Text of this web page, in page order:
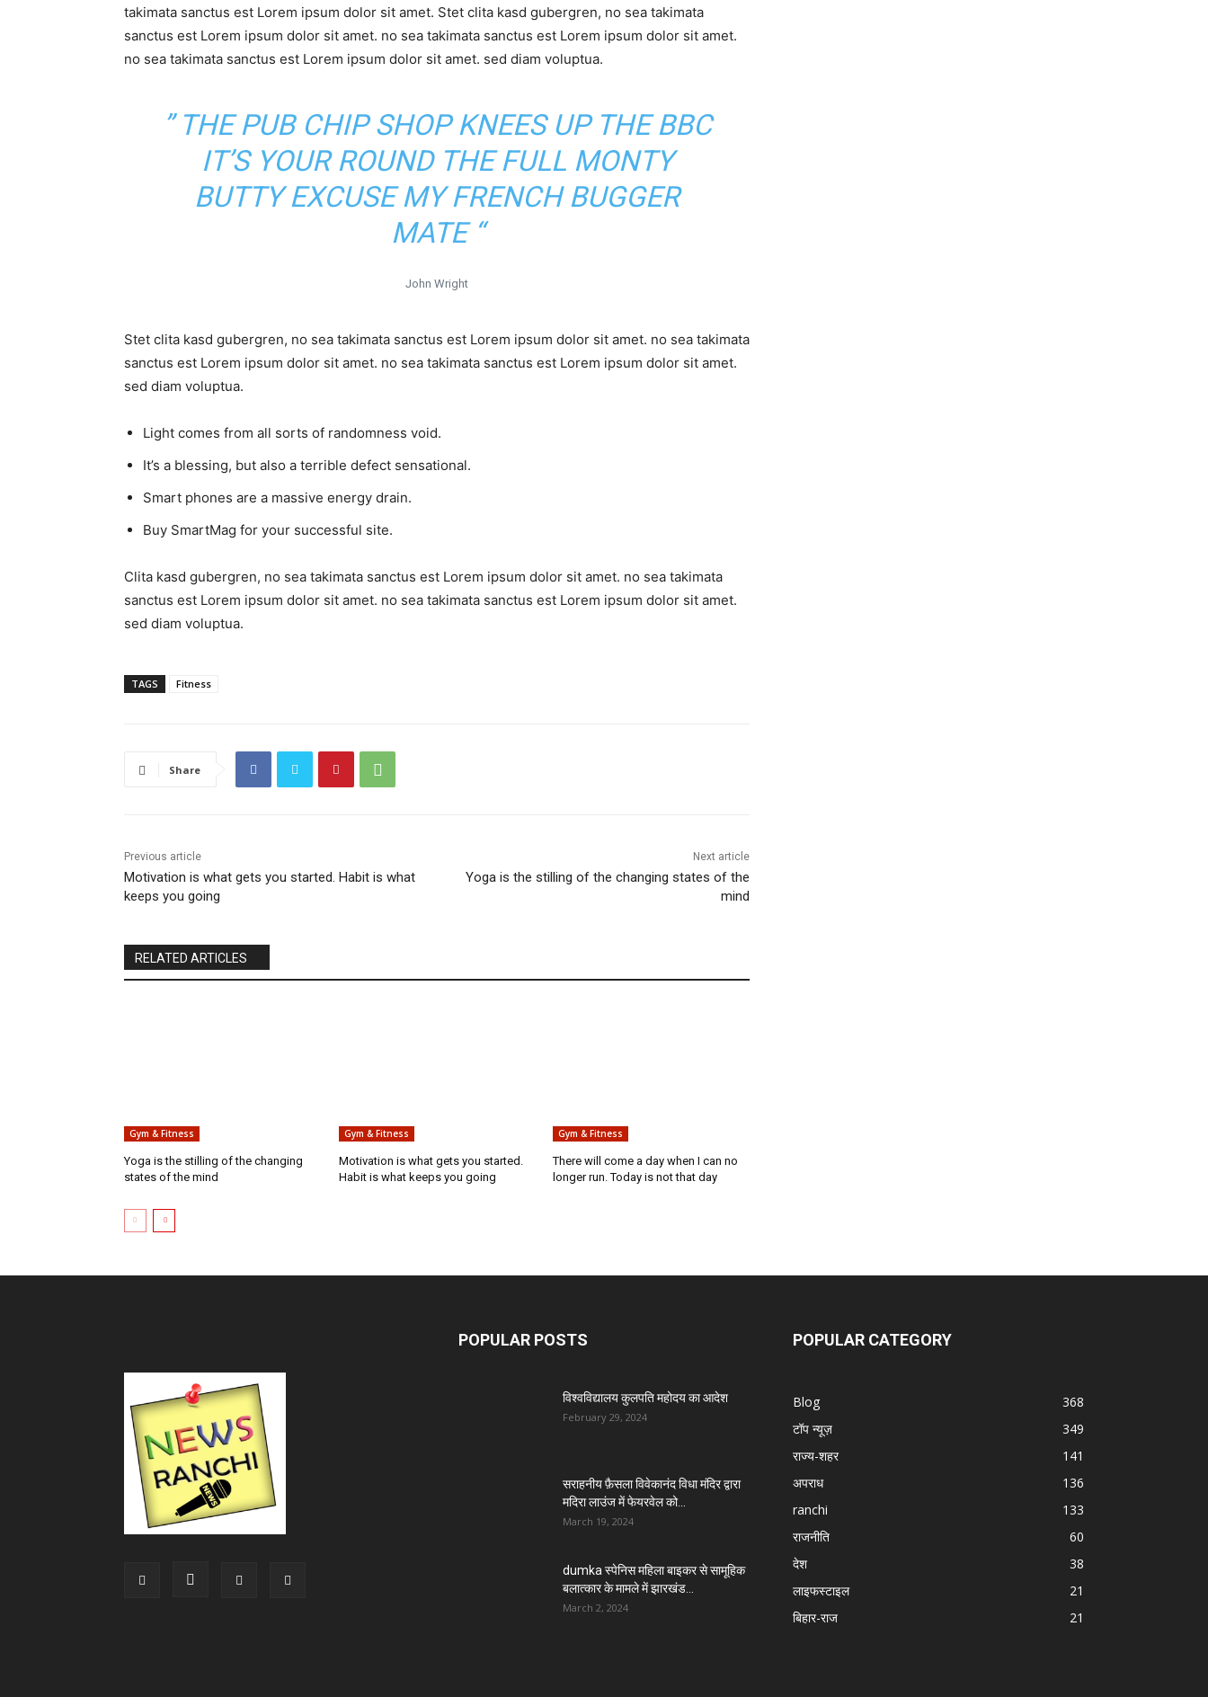
takimata sanctus est Lorem ipsum dolor sit amet. Stet clita kasd gubergren, no sea takimata
sanctus est Lorem ipsum dolor sit amet. no sea takimata sanctus est Lorem ipsum dolor sit amet.
no sea takimata sanctus est Lorem ipsum dolor sit amet. sed diam voluptua.
” THE PUB CHIP SHOP KNEES UP THE BBC
IT’S YOUR ROUND THE FULL MONTY
BUTTY EXCUSE MY FRENCH BUGGER
MATE “
John Wright
Stet clita kasd gubergren, no sea takimata sanctus est Lorem ipsum dolor sit amet. no sea takimata
sanctus est Lorem ipsum dolor sit amet. no sea takimata sanctus est Lorem ipsum dolor sit amet.
sed diam voluptua.
Light comes from all sorts of randomness void.
It’s a blessing, but also a terrible defect sensational.
Smart phones are a massive energy drain.
Buy SmartMag for your successful site.
Clita kasd gubergren, no sea takimata sanctus est Lorem ipsum dolor sit amet. no sea takimata
sanctus est Lorem ipsum dolor sit amet. no sea takimata sanctus est Lorem ipsum dolor sit amet.
sed diam voluptua.
TAGS Fitness
Share
Previous article
Motivation is what gets you started. Habit is what
keeps you going
Next article
Yoga is the stilling of the changing states of the
mind
RELATED ARTICLES
Gym & Fitness
Yoga is the stilling of the changing
states of the mind
Gym & Fitness
Motivation is what gets you started.
Habit is what keeps you going
Gym & Fitness
There will come a day when I can no
longer run. Today is not that day
POPULAR POSTS
विश्वविद्यालय कुलपति महोदय का आदेश
February 29, 2024
सराहनीय फ़ैसला विवेकानंद विधा मंदिर द्वारा
मदिरा लाउंज में फेयरवेल को...
March 19, 2024
dumka स्पेनिस महिला बाइकर से सामूहिक
बलात्कार के मामले में झारखंड...
March 2, 2024
POPULAR CATEGORY
Blog
368
टॉप न्यूज़
349
राज्य-शहर
141
अपराध
136
ranchi
133
राजनीति
60
देश
38
लाइफस्टाइल
21
बिहार-राज
21